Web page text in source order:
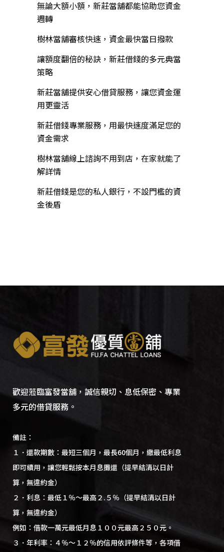
無論大額小額，新莊當舖都能協助您資金
週轉
樹林當舖審核快速，資金最快當日撥款
讓額度翻倍的秘訣，新莊借錢的多元典當
策略
新莊當舖提供安心借貸服務，讓您資金運
用更靈活
新莊借錢專業服務，用最快速度滿足您的
資金需求
樹林當舖線上諮詢不用到店，在家就能了
解詳情
新莊借錢是您的私人銀行，不設門檻的資
金後盾
歡迎蒞臨富發當舖，誠信親切、息低保密、專業
多元的借貸服務。
備註：
１．還款期數：最短三個月，最長60個月，繳最低利息
即可續用，讓您輕鬆按本月息攤還（提早結清以日計
算，無違約金）
２．利息：最低１％～最高２.５％（提早結清以日計
算，無違約金）
例如：借款一萬元最低月息１００元最高２５０元。
３．年利率：４％～１２％的信用依評條件等，各項借